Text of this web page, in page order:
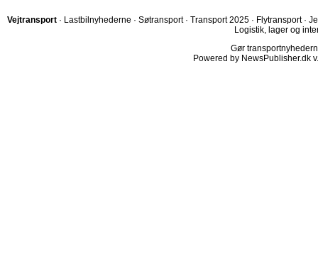
Vejtransport · Lastbilnyhederne · Søtransport · Transport 2025 · Flytransport ·
Logistik, lager og
Gør
Powered by NewsPublisher.dk